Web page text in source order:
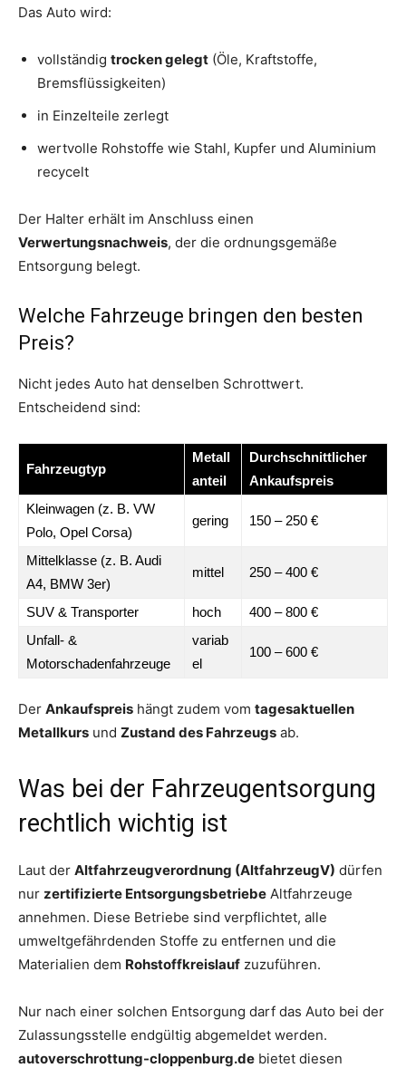
Das Auto wird:
vollständig trocken gelegt (Öle, Kraftstoffe,
Bremsflüssigkeiten)
in Einzelteile zerlegt
wertvolle Rohstoffe wie Stahl, Kupfer und Aluminium
recycelt
Der Halter erhält im Anschluss einen
Verwertungsnachweis, der die ordnungsgemäße
Entsorgung belegt.
Welche Fahrzeuge bringen den besten
Preis?
Nicht jedes Auto hat denselben Schrottwert.
Entscheidend sind:
Fahrzeugtyp
Metall
anteil
Durchschnittlicher
Ankaufspreis
Kleinwagen (z. B. VW
Polo, Opel Corsa)
gering 150 – 250 €
Mittelklasse (z. B. Audi
A4, BMW 3er)
mittel 250 – 400 €
SUV & Transporter hoch
400 – 800 €
Unfall- &
Motorschadenfahrzeuge
variab
el
100 – 600 €
Der Ankaufspreis hängt zudem vom tagesaktuellen
Metallkurs und Zustand des Fahrzeugs ab.
Was bei der Fahrzeugentsorgung
rechtlich wichtig ist
Laut der Altfahrzeugverordnung (AltfahrzeugV) dürfen
nur zertifizierte Entsorgungsbetriebe Altfahrzeuge
annehmen. Diese Betriebe sind verpflichtet, alle
umweltgefährdenden Stoffe zu entfernen und die
Materialien dem Rohstoffkreislauf zuzuführen.
Nur nach einer solchen Entsorgung darf das Auto bei der
Zulassungsstelle endgültig abgemeldet werden.
autoverschrottung-cloppenburg.de bietet diesen